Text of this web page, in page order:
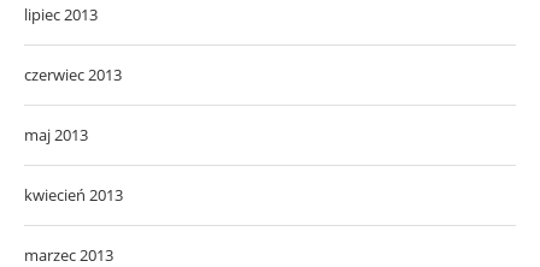
lipiec 2013
czerwiec 2013
maj 2013
kwiecień 2013
marzec 2013